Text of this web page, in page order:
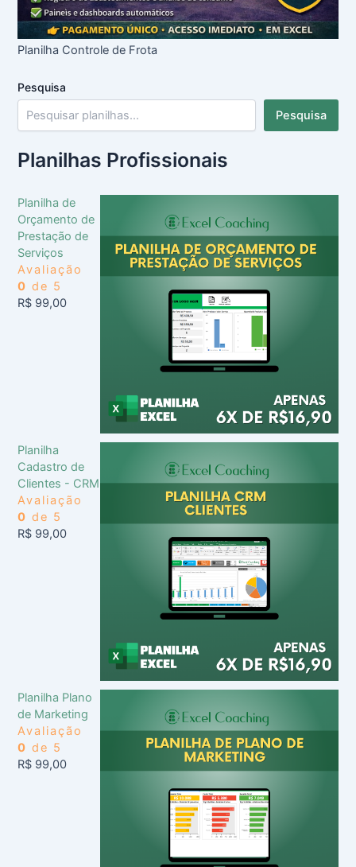
Planilha Controle de Frota
Pesquisa
Pesquisa
Planilhas Profissionais
Planilha de
Orçamento de
Prestação de
Serviços
Avaliação
0 de 5
R$ 99,00
Planilha
Cadastro de
Clientes - CRM
Avaliação
0 de 5
R$ 99,00
Planilha Plano
de Marketing
Avaliação
0 de 5
R$ 99,00